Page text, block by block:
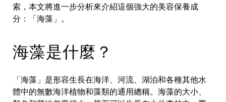
索，本文將進一步分析來介紹這個強大的美容保養成
分：「海藻」。
海藻是什麼？
「海藻」是形容生長在海洋、河流、湖泊和各種其他水
體中的無數海洋植物和藻類的通用總稱。海藻的大小、